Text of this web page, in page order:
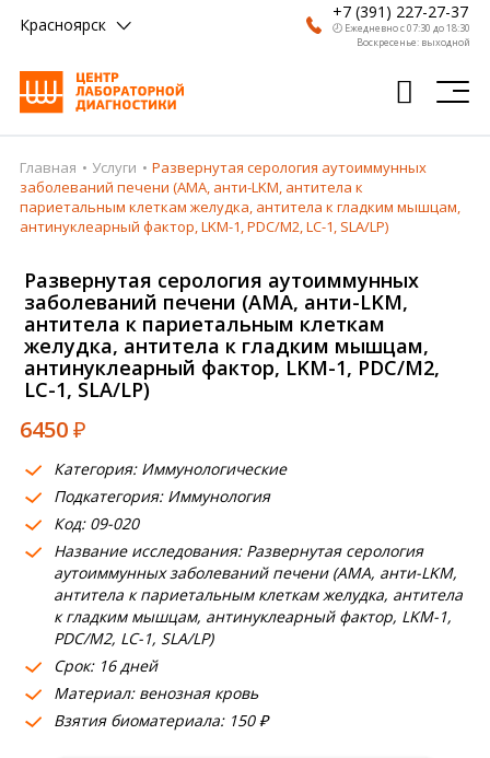
Красноярск
+7 (391) 227-27-37
🕗 Ежедневно с 07:30 до 18:30
Воскресенье: выходной
Главная
Анализы
Получить результат
Пациентам
О компании
Где сдать
Партнерам
Главная Услуги
Развернутая серология аутоиммунных
заболеваний печени (АМА, анти-LKM, антитела к
париетальным клеткам желудка, антитела к гладким мышцам,
антинуклеарный фактор, LKM-1, PDC/M2, LC-1, SLA/LP)
Развернутая серология аутоиммунных
заболеваний печени (АМА, анти-LKM,
антитела к париетальным клеткам
желудка, антитела к гладким мышцам,
антинуклеарный фактор, LKM-1, PDC/M2,
LC-1, SLA/LP)
6450₽
Категория: Иммунологические
Подкатегория: Иммунология
Код: 09-020
Название исследования: Развернутая серология
аутоиммунных заболеваний печени (АМА, анти-LKM,
антитела к париетальным клеткам желудка, антитела
к гладким мышцам, антинуклеарный фактор, LKM-1,
PDC/M2, LC-1, SLA/LP)
Срок: 16 дней
Материал: венозная кровь
Взятия биоматериала: 150 ₽